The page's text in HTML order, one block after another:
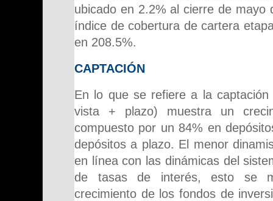
ubicado en 2.2% al cierre de mayo
índice de cobertura de cartera
en 208.5%.
CAPTACIÓN
En lo que se refiere a la
vista + plazo) muestra un
compuesto por un 84% en
depósitos a plazo. El menor
en línea con las dinámicas del
de tasas de interés, esto se
crecimiento de los fondos de